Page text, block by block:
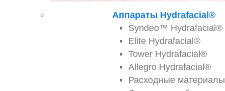
Аппараты Hydrafacial®
Syndeo™ Hydrafacial®
Elite Hydrafacial®
Tower Hydrafacial®
Allegro Hydrafacial®
Расходные материалы